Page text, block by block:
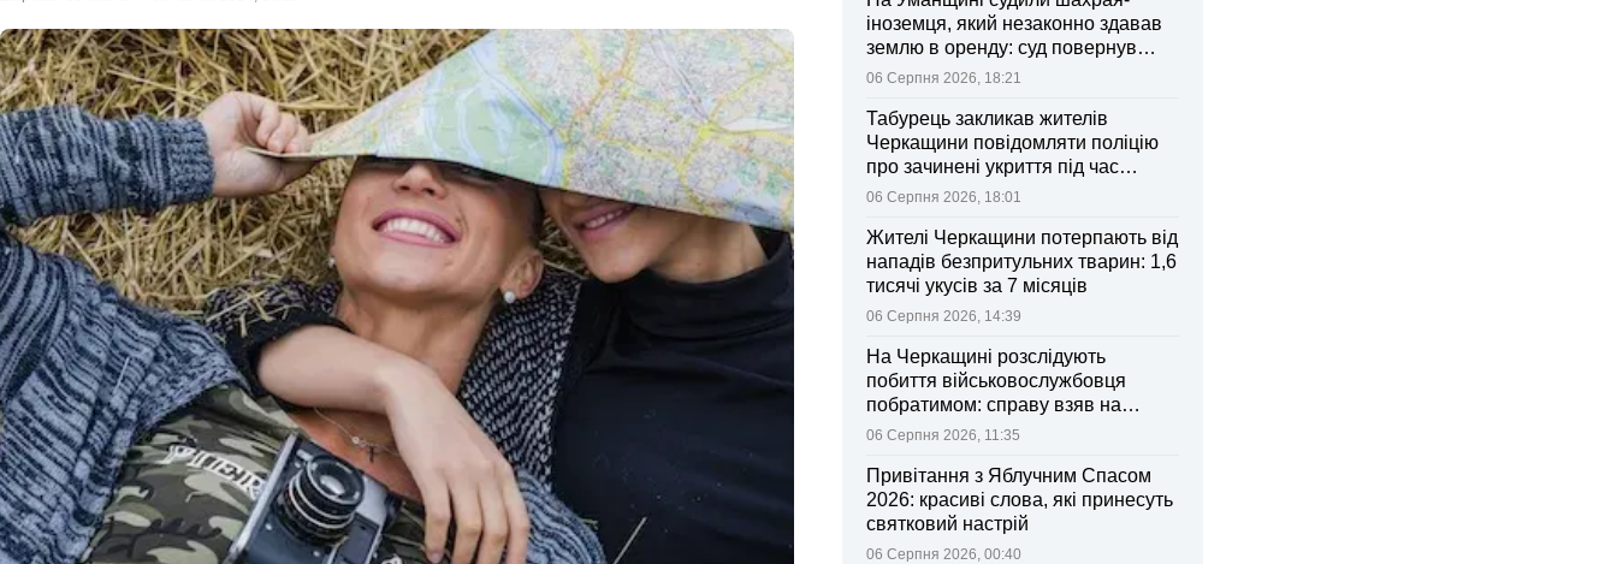
іноземця, який незаконно здавав
землю в оренду: суд повернув
ділянки громаді
06 Серпня 2026, 18:21
Табурець закликав жителів
Черкащини повідомляти поліцію
про зачинені укриття під час
тривоги
06 Серпня 2026, 18:01
Жителі Черкащини потерпають від
нападів безпритульних тварин: 1,6
тисячі укусів за 7 місяців
06 Серпня 2026, 14:39
На Черкащині розслідують
побиття військовослужбовця
побратимом: справу взяв на
контроль Лубінець
06 Серпня 2026, 11:35
Привітання з Яблучним Спасом
2026: красиві слова, які принесуть
святковий настрій
06 Серпня 2026, 00:40